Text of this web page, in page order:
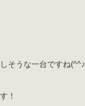
そうな一台ですね(^^♪
！